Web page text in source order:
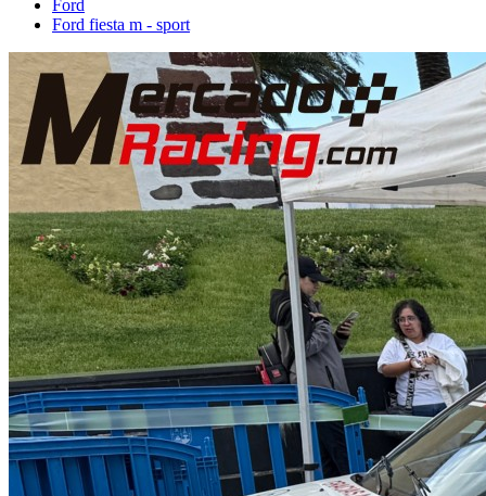
Ford
Ford fiesta m - sport